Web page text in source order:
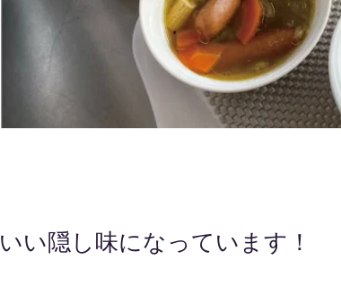
2021年11月12日
いい隠し味になっています！